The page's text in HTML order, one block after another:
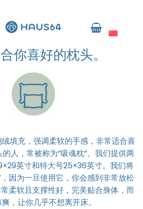
你喜好的枕头。
填充，强调柔软的手感，非常适合喜
人，常被称为“吸魂枕”。我们提供两
英寸和特大号25×36英寸。我们将
因为一旦使用它，你会感到非常放松
柔软且支撑性好，完美贴合身体，而
，让你几乎不想离开床。